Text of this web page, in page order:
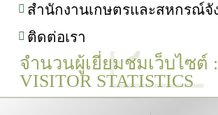
สำนักงานเกษตรและสหกรณ์จั
ติดต่อเรา
จำนวนผู้เยี่ยมชมเว็บไซต์ :
VISITOR STATISTICS